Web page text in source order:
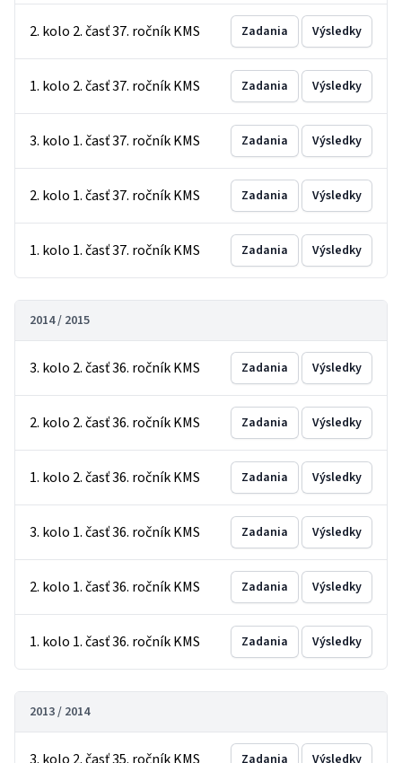
2. kolo 2. časť 37. ročník KMS Zadania Výsledky
1. kolo 2. časť 37. ročník KMS Zadania Výsledky
3. kolo 1. časť 37. ročník KMS Zadania Výsledky
2. kolo 1. časť 37. ročník KMS Zadania Výsledky
1. kolo 1. časť 37. ročník KMS Zadania Výsledky
2014 / 2015
3. kolo 2. časť 36. ročník KMS Zadania Výsledky
2. kolo 2. časť 36. ročník KMS Zadania Výsledky
1. kolo 2. časť 36. ročník KMS Zadania Výsledky
3. kolo 1. časť 36. ročník KMS Zadania Výsledky
2. kolo 1. časť 36. ročník KMS Zadania Výsledky
1. kolo 1. časť 36. ročník KMS Zadania Výsledky
2013 / 2014
Zadania Výsledky